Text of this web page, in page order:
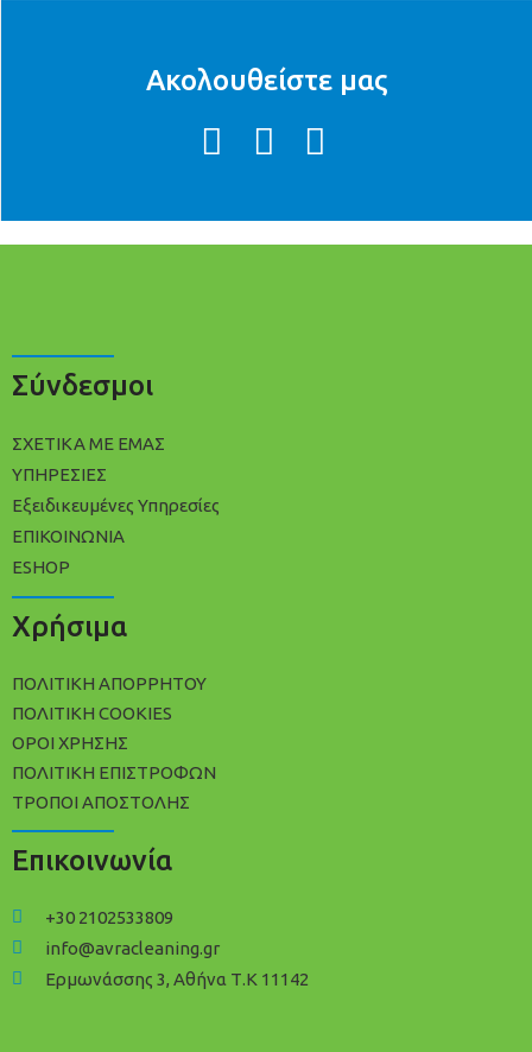
Ακολουθείστε μας
Σύνδεσμοι
ΣΧΕΤΙΚΑ ΜΕ ΕΜΑΣ
ΥΠΗΡΕΣΙΕΣ
Εξειδικευμένες Υπηρεσίες
ΕΠΙΚΟΙΝΩΝΙΑ
ESHOP
Χρήσιμα
ΠΟΛΙΤΙΚΉ ΑΠΟΡΡΉΤΟΥ
ΠΟΛΊΤΙΚΗ COOKIES
ΌΡΟΙ ΧΡΉΣΗΣ
ΠΟΛΙΤΙΚΉ ΕΠΙΣΤΡΟΦΏΝ
ΤΡΌΠΟΙ ΑΠΟΣΤΟΛΉΣ
Επικοινωνία
+30 2102533809
info@avracleaning.gr
Ερμωνάσσης 3, Αθήνα Τ.Κ 11142